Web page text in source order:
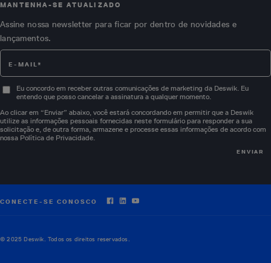
MANTENHA-SE ATUALIZADO
Assine nossa newsletter para ficar por dentro de novidades e
lançamentos.
Eu concordo em receber outras comunicações de marketing da Deswik. Eu
entendo que posso cancelar a assinatura a qualquer momento.
Ao clicar em “Enviar” abaixo, você estará concordando em permitir que a Deswik
utilize as informações pessoais fornecidas neste formulário para responder a sua
solicitação e, de outra forma, armazene e processe essas informações de acordo com
nossa Política de Privacidade.
© 2025 Deswik. Todos os direitos reservados.
CONECTE-SE CONOSCO